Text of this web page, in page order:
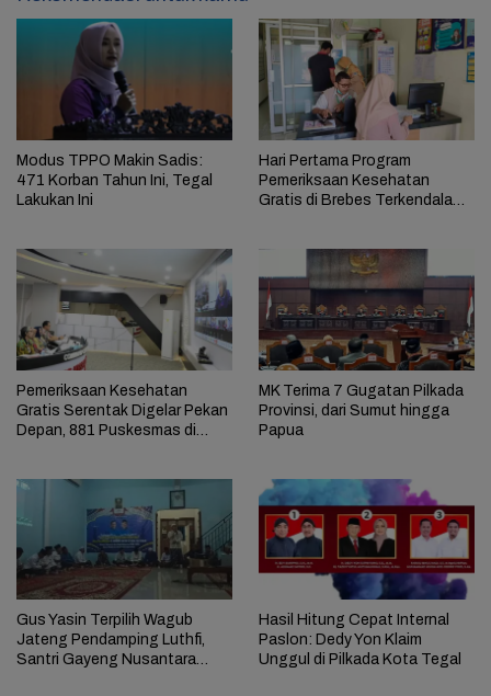
Modus TPPO Makin Sadis:
471 Korban Tahun Ini, Tegal
Lakukan Ini
Hari Pertama Program
Pemeriksaan Kesehatan
Gratis di Brebes Terkendala
Pemeriksaan Kesehatan
Gratis Serentak Digelar Pekan
Depan, 881 Puskesmas di
MK Terima 7 Gugatan Pilkada
Provinsi, dari Sumut hingga
Papua
Gus Yasin Terpilih Wagub
Jateng Pendamping Luthfi,
Santri Gayeng Nusantara
Hasil Hitung Cepat Internal
Paslon: Dedy Yon Klaim
Unggul di Pilkada Kota Tegal